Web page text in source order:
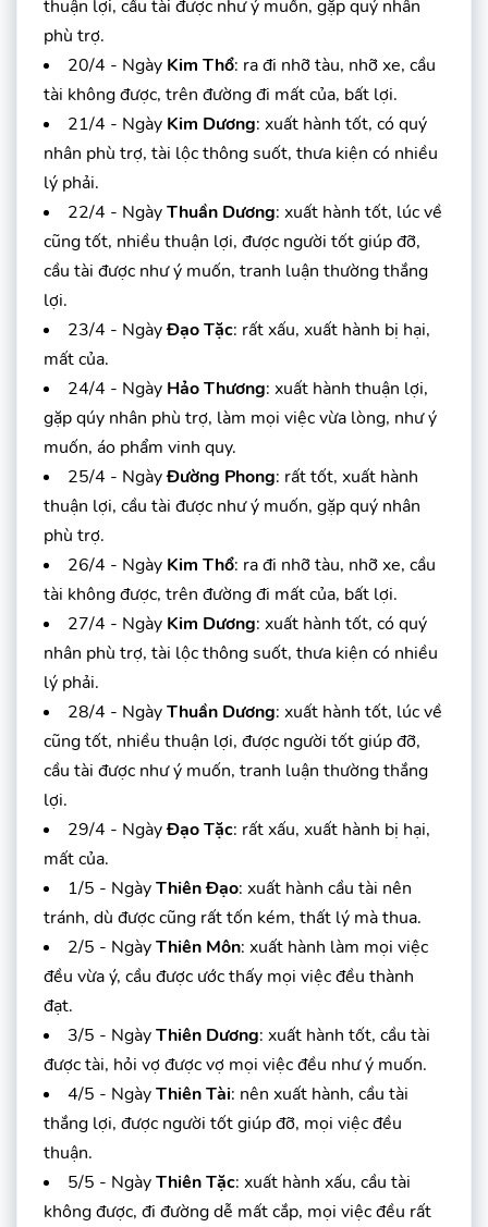
thuận lợi, cầu tài được như ý muốn, gặp quý nhân
phù trợ.
20/4 - Ngày Kim Thổ: ra đi nhỡ tàu, nhỡ xe, cầu
tài không được, trên đường đi mất của, bất lợi.
21/4 - Ngày Kim Dương: xuất hành tốt, có quý
nhân phù trợ, tài lộc thông suốt, thưa kiện có nhiều
lý phải.
22/4 - NgàyThuần Dương: xuất hành tốt, lúc về
cũng tốt, nhiều thuận lợi, được người tốt giúp đỡ,
cầu tài được như ý muốn, tranh luận thường thắng
lợi.
23/4 - NgàyĐạo Tặc: rất xấu, xuất hành bị hại,
mất của.
24/4 - Ngày Hảo Thương: xuất hành thuận lợi,
gặp qúy nhân phù trợ, làm mọi việc vừa lòng, như ý
muốn, áo phẩm vinh quy.
25/4 - NgàyĐường Phong: rất tốt, xuất hành
thuận lợi, cầu tài được như ý muốn, gặp quý nhân
phù trợ.
26/4 - Ngày Kim Thổ: ra đi nhỡ tàu, nhỡ xe, cầu
tài không được, trên đường đi mất của, bất lợi.
27/4 - Ngày Kim Dương: xuất hành tốt, có quý
nhân phù trợ, tài lộc thông suốt, thưa kiện có nhiều
lý phải.
28/4 - NgàyThuần Dương: xuất hành tốt, lúc về
cũng tốt, nhiều thuận lợi, được người tốt giúp đỡ,
cầu tài được như ý muốn, tranh luận thường thắng
lợi.
29/4 - NgàyĐạo Tặc: rất xấu, xuất hành bị hại,
mất của.
1/5 - NgàyThiên Đạo: xuất hành cầu tài nên
tránh, dù được cũng rất tốn kém, thất lý mà thua.
2/5 - NgàyThiên Môn: xuất hành làm mọi việc
đều vừa ý, cầu được ước thấy mọi việc đều thành
đạt.
3/5 - NgàyThiên Dương: xuất hành tốt, cầu tài
được tài, hỏi vợ được vợ mọi việc đều như ý muốn.
4/5 - NgàyThiên Tài: nên xuất hành, cầu tài
thắng lợi, được người tốt giúp đỡ, mọi việc đều
thuận.
5/5 - NgàyThiên Tặc: xuất hành xấu, cầu tài
không được, đi đường dễ mất cắp, mọi việc đều rất